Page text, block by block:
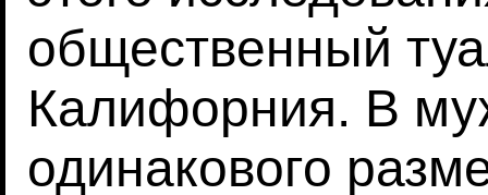
общественный
Калифорния. В
одинакового